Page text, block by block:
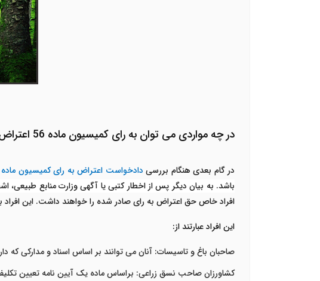
در چه مواردی می توان به رای کمیسیون ماده 56
در گام بعدی هنگام بررسی دادخواست اعتراض به رای کمیسیون ماده
باشد. به بیان دیگر پس از اخطار کتبی یا آگهی وزارت منابع طبیعی،
افراد خاص حق اعتراض به رای صادر شده را خواهند داشت. این افراد
این افراد عبارتند از:
صاحبان باغ و تاسیسات: آنان می توانند بر اساس اسناد و مدارکی که
کشاورزان صاحب نسق زراعی: براساس ماده یک آیین نامه تعیین